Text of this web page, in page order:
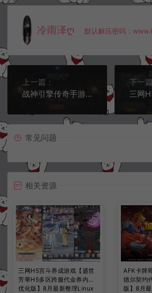
冷雨泽ღ 默认解压密码：
上一篇：
战神引擎传奇手游【雄霸天下我本沉默复古三职业[白猪3]】6月最新整理Win一键服务端+GM授权后台+安卓苹果双端+详细搭建教程+视频教程
下一
常见问题
相关资源
三网H5宫斗养成游戏【盛世
芳華H5多区跨服代金券内购
优化版】8月最新整理Linux
AFK卡牌
德尔契约
版】8月